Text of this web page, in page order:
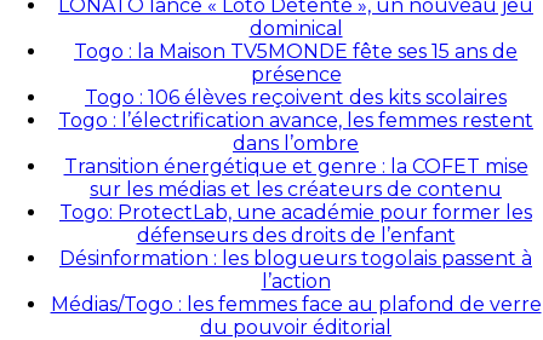
LONATO lance « Loto Détente », un nouveau jeu
dominical
Togo : la Maison TV5MONDE fête ses 15 ans de
présence
Togo : 106 élèves reçoivent des kits scolaires
Togo : l’électrification avance, les femmes restent
dans l’ombre
Transition énergétique et genre : la COFET mise
sur les médias et les créateurs de contenu
Togo: ProtectLab, une académie pour former les
défenseurs des droits de l’enfant
Désinformation : les blogueurs togolais passent à
l’action
Médias/Togo : les femmes face au plafond de verre
du pouvoir éditorial